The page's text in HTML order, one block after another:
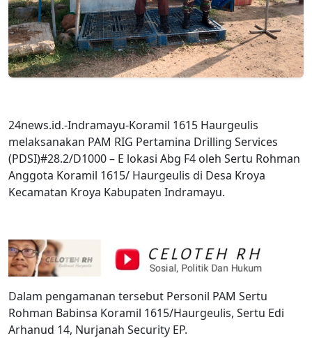
24news.id.-Indramayu-Koramil 1615 Haurgeulis
melaksanakan PAM RIG Pertamina Drilling Services
(PDSI)#28.2/D1000 – E lokasi Abg F4 oleh Sertu Rohman
Anggota Koramil 1615/ Haurgeulis di Desa Kroya
Kecamatan Kroya Kabupaten Indramayu.
Dalam pengamanan tersebut Personil PAM Sertu
Rohman Babinsa Koramil 1615/Haurgeulis, Sertu Edi
Arhanud 14, Nurjanah Security EP.